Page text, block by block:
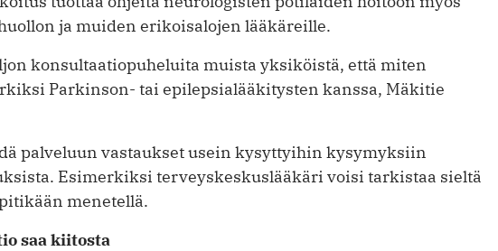
ja muiden erikoisalojen lääkäreille.
konsultaatio­puheluita muista yksiköistä, että miten
Parkinson- tai epilepsialääkitysten kanssa, Mäkitie
palveluun vas­taukset usein kysyttyihin kysymyksiin
Esimerkiksi terveyskeskuslääkäri voisi tarkistaa sieltä
menetellä.
saa kiitosta